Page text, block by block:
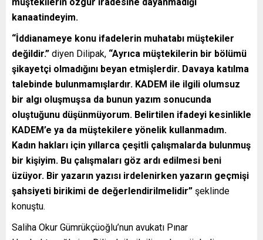
kanaatindeyim.
“İddianameye konu ifadelerin muhatabı müştekiler
değildir.” diyen Dilipak, “Ayrıca müştekilerin bir bölümü
şikayetçi olmadığını beyan etmişlerdir. Davaya katılma
talebinde bulunmamışlardır. KADEM ile ilgili olumsuz
bir algı oluşmuşsa da bunun yazım sonucunda
oluştuğunu düşünmüyorum. Belirtilen ifadeyi kesinlikle
KADEM’e ya da müştekilere yönelik kullanmadım.
Kadın hakları için yıllarca çeşitli çalışmalarda bulunmuş
bir kişiyim. Bu çalışmaları göz ardı edilmesi beni
üzüyor. Bir yazarın yazısı irdelenirken yazarın geçmişi
şahsiyeti birikimi de değerlendirilmelidir” şeklinde
konuştu.
Saliha Okur Gümrükçüoğlu’nun avukatı Pınar